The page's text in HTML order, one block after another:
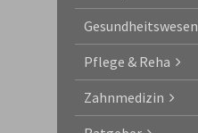
Gesundheitswesen
Pflege & Reha
Zahnmedizin